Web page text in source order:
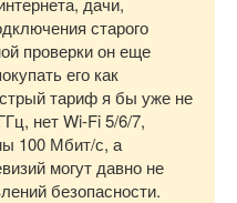
старого
проверки он еще
его как
тариф я бы уже не
нет Wi-Fi 5/6/7,
100 Мбит/с, а
могут давно не
безопасности.